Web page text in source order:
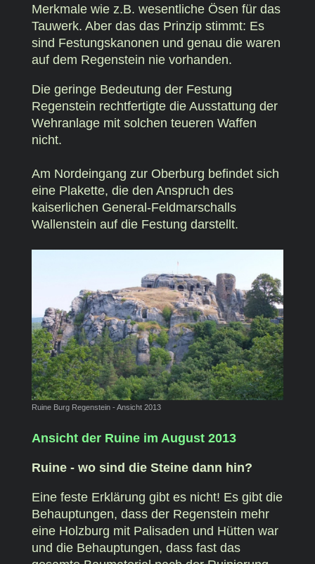
Merkmale wie z.B. wesentliche Ösen für das
Tauwerk. Aber das das Prinzip stimmt: Es
sind Festungskanonen und genau die waren
auf dem Regenstein nie vorhanden.
Die geringe Bedeutung der Festung
Regenstein rechtfertigte die Ausstattung der
Wehranlage mit solchen teueren Waffen
nicht.
Am Nordeingang zur Oberburg befindet sich
eine Plakette, die den Anspruch des
kaiserlichen General-Feldmarschalls
Wallenstein auf die Festung darstellt.
Ruine Burg Regenstein - Ansicht 2013
Ansicht der Ruine im August 2013
Ruine - wo sind die Steine dann hin?
Eine feste Erklärung gibt es nicht! Es gibt die
Behauptungen, dass der Regenstein mehr
eine Holzburg mit Palisaden und Hütten war
und die Behauptungen, dass fast das